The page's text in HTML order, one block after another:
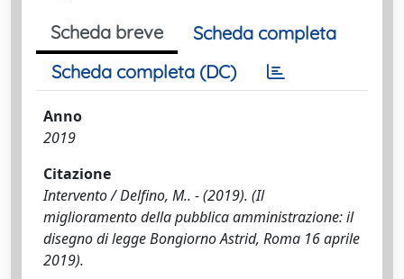
Scheda breve
Scheda completa
Scheda completa (DC)
Anno
2019
Citazione
Intervento / Delfino, M.. - (2019). (Il
miglioramento della pubblica amministrazione: il
disegno di legge Bongiorno Astrid, Roma 16 aprile
2019).